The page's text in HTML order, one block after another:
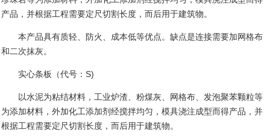
产品，并根据工程需要定尺切割长度，而后用于建筑物。
本产品具有质轻、防火、成本低等优点。缺点是连接需要加网格布
和二次抹灰。
实心条板（代号：S)
以水泥为粘结材料，工业炉渣、粉煤灰、网格布、发泡聚苯颗粒等
为添加材料，外加化工添加剂经搅拌均匀，模具浇注成型而得产品，并
根据工程需要定尺切割长度，而后用于建筑物。